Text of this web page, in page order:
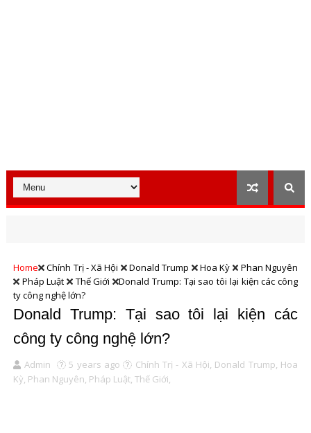
Home Chính Trị - Xã Hội Donald Trump Hoa Kỳ
Phan Nguyên
Pháp Luật
Thế Giới
Donald Trump: Tại sao tôi lại kiện các công
ty công nghệ lớn?
Donald Trump: Tại sao tôi lại kiện các
công ty công nghệ lớn?
Admin 5 years ago Chính Trị - Xã Hội, Donald Trump, Hoa
Kỳ, Phan Nguyên, Pháp Luật, Thế Giới,